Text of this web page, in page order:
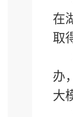
在
取
办
大